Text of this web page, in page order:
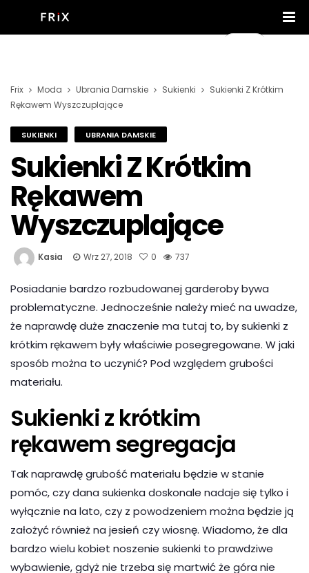
Frix Moda Ubrania Damskie Sukienki
Sukienki Z Krótkim
Rękawem Wyszczuplające
SUKIENKI UBRANIA DAMSKIE
Sukienki Z Krótkim
Rękawem
Wyszczuplające
Kasia Wrz 27, 2018 0 737
Posiadanie bardzo rozbudowanej garderoby bywa
problematyczne. Jednocześnie należy mieć na uwadze,
że naprawdę duże znaczenie ma tutaj to, by sukienki z
krótkim rękawem były właściwie posegregowane. W jaki
sposób można to uczynić? Pod względem grubości
materiału.
Sukienki z krótkim
rękawem segregacja
Tak naprawdę grubość materiału będzie w stanie
pomóc, czy dana sukienka doskonale nadaje się tylko i
wyłącznie na lato, czy z powodzeniem można będzie ją
założyć również na jesień czy wiosnę. Wiadomo, że dla
bardzo wielu kobiet noszenie sukienki to prawdziwe
wybawienie, gdyż nie trzeba się martwić że góra nie